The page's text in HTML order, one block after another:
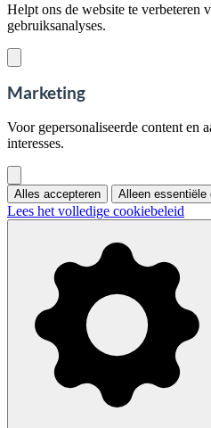
Helpt ons de website te verbeteren
gebruiksanalyses.
Marketing
Voor gepersonaliseerde content en
interesses.
Alles accepteren Alleen essentiële
Lees het volledige cookiebeleid